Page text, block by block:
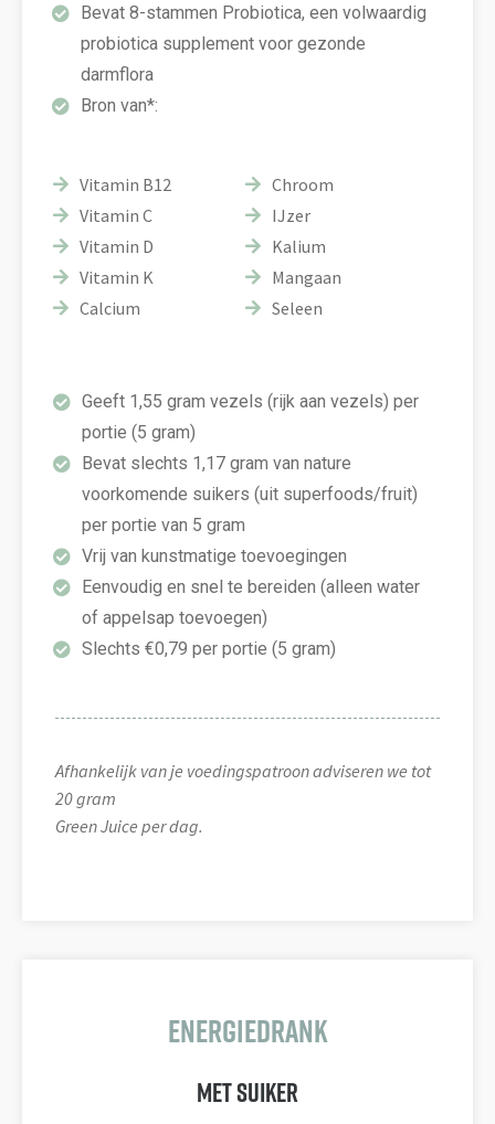
Bevat 8-stammen Probiotica, een volwaardig
probiotica supplement voor gezonde
darmflora
Bron van*:
Vitamin B12
Vitamin C
Vitamin D
Vitamin K
Calcium
Chroom
IJzer
Kalium
Mangaan
Seleen
Geeft 1,55 gram vezels (rijk aan vezels) per
portie (5 gram)
Bevat slechts 1,17 gram van nature
voorkomende suikers (uit superfoods/fruit)
per portie van 5 gram
Vrij van kunstmatige toevoegingen
Eenvoudig en snel te bereiden (alleen water
of appelsap toevoegen)
Slechts €0,79 per portie (5 gram)
Afhankelijk van je voedingspatroon adviseren we tot
20 gram
Green Juice per dag.
Energiedrank
met suiker